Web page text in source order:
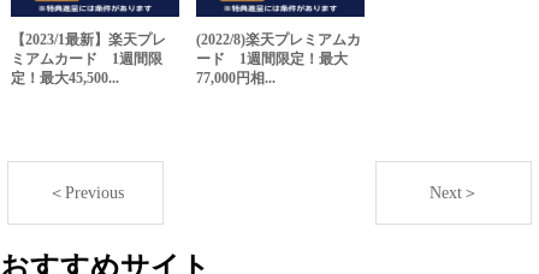
【2023/1最新】楽天プレ
ミアムカード 1週間限
定！最大45,500...
(2022/8)楽天プレミアムカ
ード 1週間限定！最大
77,000円相...
＜Previous Next＞
おすすめサイト